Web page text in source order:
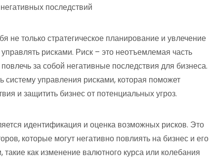
последствий
не только стратегическое планирование и увлечение
рисками. Риск – это неотъемлемая часть
за собой негативные последствия для бизнеса.
систему управления рисками, которая поможет
и защитить бизнес от потенциальных угроз.
идентификация и оценка возможных рисков. Это
которые могут негативно повлиять на бизнес и его
как изменение валютного курса или колебания